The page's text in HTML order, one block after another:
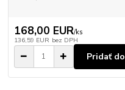
168,00 EUR/ks
136,59 EUR bez DPH
Pridať